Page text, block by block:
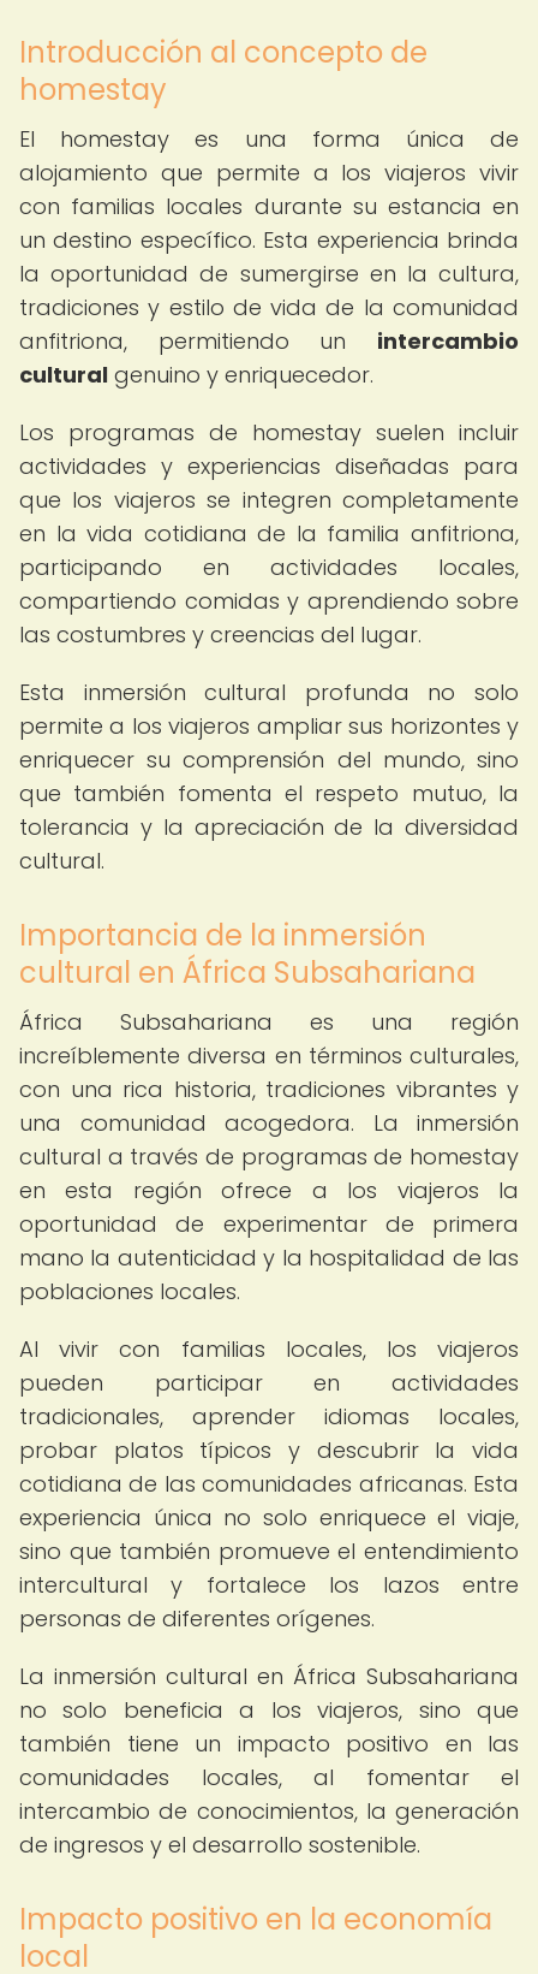
Introducción al concepto de
homestay
El homestay es una forma única de
alojamiento que permite a los viajeros vivir
con familias locales durante su estancia en
un destino específico. Esta experiencia brinda
la oportunidad de sumergirse en la cultura,
tradiciones y estilo de vida de la comunidad
anfitriona, permitiendo un intercambio
cultural genuino y enriquecedor.
Los programas de homestay suelen incluir
actividades y experiencias diseñadas para
que los viajeros se integren completamente
en la vida cotidiana de la familia anfitriona,
participando en actividades locales,
compartiendo comidas y aprendiendo sobre
las costumbres y creencias del lugar.
Esta inmersión cultural profunda no solo
permite a los viajeros ampliar sus horizontes y
enriquecer su comprensión del mundo, sino
que también fomenta el respeto mutuo, la
tolerancia y la apreciación de la diversidad
cultural.
Importancia de la inmersión
cultural en África Subsahariana
África Subsahariana es una región
increíblemente diversa en términos culturales,
con una rica historia, tradiciones vibrantes y
una comunidad acogedora. La inmersión
cultural a través de programas de homestay
en esta región ofrece a los viajeros la
oportunidad de experimentar de primera
mano la autenticidad y la hospitalidad de las
poblaciones locales.
Al vivir con familias locales, los viajeros
pueden participar en actividades
tradicionales, aprender idiomas locales,
probar platos típicos y descubrir la vida
cotidiana de las comunidades africanas. Esta
experiencia única no solo enriquece el viaje,
sino que también promueve el entendimiento
intercultural y fortalece los lazos entre
personas de diferentes orígenes.
La inmersión cultural en África Subsahariana
no solo beneficia a los viajeros, sino que
también tiene un impacto positivo en las
comunidades locales, al fomentar el
intercambio de conocimientos, la generación
de ingresos y el desarrollo sostenible.
Impacto positivo en la economía
local